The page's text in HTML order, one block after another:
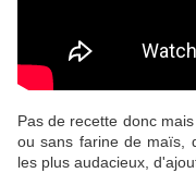
Pas de recette donc
ou sans farine de maïs,
les plus audacieux,